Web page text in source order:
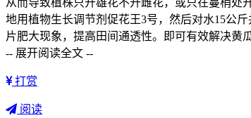
地用植物生长调节剂促花王3号，然后对水15公
片肥大现象，提高田间通透性。即可有效解决黄
-- 展开阅读全文 --
打赏
阅读